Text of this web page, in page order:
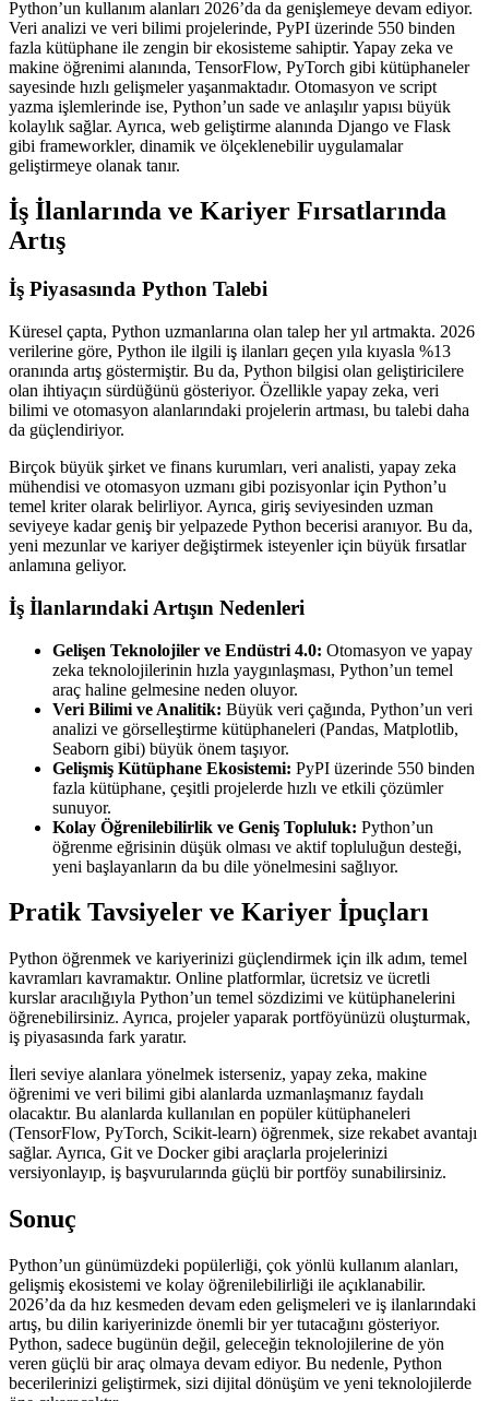
Python’un kullanım alanları 2026’da da genişlemeye devam ediyor.
Veri analizi ve veri bilimi projelerinde, PyPI üzerinde 550 binden
fazla kütüphane ile zengin bir ekosisteme sahiptir. Yapay zeka ve
makine öğrenimi alanında, TensorFlow, PyTorch gibi kütüphaneler
sayesinde hızlı gelişmeler yaşanmaktadır. Otomasyon ve script
yazma işlemlerinde ise, Python’un sade ve anlaşılır yapısı büyük
kolaylık sağlar. Ayrıca, web geliştirme alanında Django ve Flask
gibi frameworkler, dinamik ve ölçeklenebilir uygulamalar
geliştirmeye olanak tanır.
İş İlanlarında ve Kariyer Fırsatlarında
Artış
İş Piyasasında Python Talebi
Küresel çapta, Python uzmanlarına olan talep her yıl artmakta. 2026
verilerine göre, Python ile ilgili iş ilanları geçen yıla kıyasla %13
oranında artış göstermiştir. Bu da, Python bilgisi olan geliştiricilere
olan ihtiyaçın sürdüğünü gösteriyor. Özellikle yapay zeka, veri
bilimi ve otomasyon alanlarındaki projelerin artması, bu talebi daha
da güçlendiriyor.
Birçok büyük şirket ve finans kurumları, veri analisti, yapay zeka
mühendisi ve otomasyon uzmanı gibi pozisyonlar için Python’u
temel kriter olarak belirliyor. Ayrıca, giriş seviyesinden uzman
seviyeye kadar geniş bir yelpazede Python becerisi aranıyor. Bu da,
yeni mezunlar ve kariyer değiştirmek isteyenler için büyük fırsatlar
anlamına geliyor.
İş İlanlarındaki Artışın Nedenleri
Gelişen Teknolojiler ve Endüstri 4.0: Otomasyon ve yapay
zeka teknolojilerinin hızla yaygınlaşması, Python’un temel
araç haline gelmesine neden oluyor.
Veri Bilimi ve Analitik: Büyük veri çağında, Python’un veri
analizi ve görselleştirme kütüphaneleri (Pandas, Matplotlib,
Seaborn gibi) büyük önem taşıyor.
Gelişmiş Kütüphane Ekosistemi: PyPI üzerinde 550 binden
fazla kütüphane, çeşitli projelerde hızlı ve etkili çözümler
sunuyor.
Kolay Öğrenilebilirlik ve Geniş Topluluk: Python’un
öğrenme eğrisinin düşük olması ve aktif topluluğun desteği,
yeni başlayanların da bu dile yönelmesini sağlıyor.
Pratik Tavsiyeler ve Kariyer İpuçları
Python öğrenmek ve kariyerinizi güçlendirmek için ilk adım, temel
kavramları kavramaktır. Online platformlar, ücretsiz ve ücretli
kurslar aracılığıyla Python’un temel sözdizimi ve kütüphanelerini
öğrenebilirsiniz. Ayrıca, projeler yaparak portföyünüzü oluşturmak,
iş piyasasında fark yaratır.
İleri seviye alanlara yönelmek isterseniz, yapay zeka, makine
öğrenimi ve veri bilimi gibi alanlarda uzmanlaşmanız faydalı
olacaktır. Bu alanlarda kullanılan en popüler kütüphaneleri
(TensorFlow, PyTorch, Scikit-learn) öğrenmek, size rekabet avantajı
sağlar. Ayrıca, Git ve Docker gibi araçlarla projelerinizi
versiyonlayıp, iş başvurularında güçlü bir portföy sunabilirsiniz.
Sonuç
Python’un günümüzdeki popülerliği, çok yönlü kullanım alanları,
gelişmiş ekosistemi ve kolay öğrenilebilirliği ile açıklanabilir.
2026’da da hız kesmeden devam eden gelişmeleri ve iş ilanlarındaki
artış, bu dilin kariyerinizde önemli bir yer tutacağını gösteriyor.
Python, sadece bugünün değil, geleceğin teknolojilerine de yön
veren güçlü bir araç olmaya devam ediyor. Bu nedenle, Python
becerilerinizi geliştirmek, sizi dijital dönüşüm ve yeni teknolojilerde